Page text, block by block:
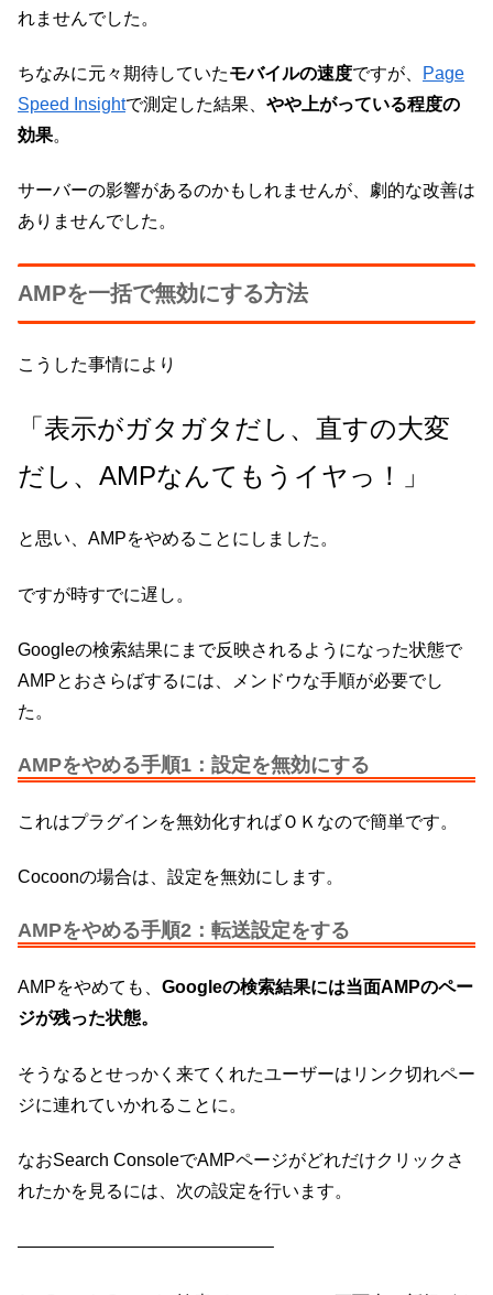
れませんでした。
ちなみに元々期待していたモバイルの速度ですが、
Page
Speed Insightで測定した結果、 やや上がっている程度の
効果。
サーバーの影響があるのかもしれませんが、劇的な改善は
ありませんでした。
AMPを一括で無効にする方法
こうした事情により
「表示がガタガタだし、直すの大変
だし、AMPなんてもうイヤっ！」
と思い、AMPをやめることにしました。
ですが時すでに遅し。
Googleの検索結果にまで反映されるようになった状態で
AMPとおさらばするには、メンドウな手順が必要でし
た。
AMPをやめる手順1：設定を無効にする
これはプラグインを無効化すればＯＫなので簡単です。
Cocoonの場合は、設定を無効にします。
AMPをやめる手順2：転送設定をする
AMPをやめても、 Googleの検索結果には当面AMPのペー
ジが残った状態。
そうなるとせっかく来てくれたユーザーはリンク切れペー
ジに連れていかれることに。
なおSearch ConsoleでAMPページがどれだけクリックさ
れたかを見るには、次の設定を行います。
——————————————–